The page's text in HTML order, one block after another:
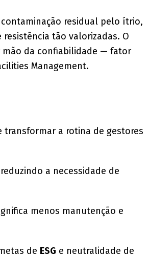
residual pelo ítrio,
tão valorizadas. O
mão da confiabilidade — fator
Management.
transformar a rotina de gestores
a necessidade de
menos manutenção e
de ESG e neutralidade de